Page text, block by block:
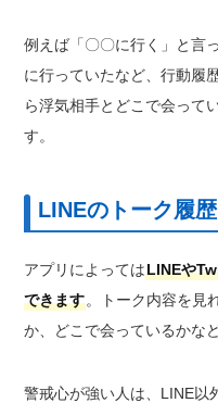
例えば「〇〇に行く」と言
に行っていたなど、行動履
ら浮気相手とどこで会って
す。
LINEのトーク履
アプリによってはLINEや
できます。トーク内容を見
か、どこで会っているかな
警戒心が強い人は、LINE以